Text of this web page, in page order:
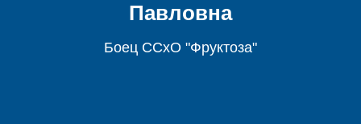
Павловна
Боец ССхО "Фруктоза"